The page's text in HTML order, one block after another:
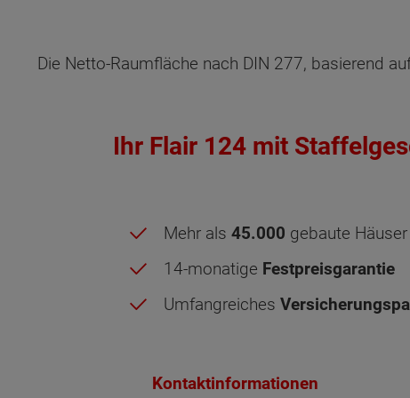
Inklusivausstattung
Die Netto-Raumfläche nach DIN 277, basierend
Ihr Flair 124 mit
Mehr als 45.000 gebaute Häuser
14-monatige Festpreisgarantie
Umfangreiches
Kontaktinformationen